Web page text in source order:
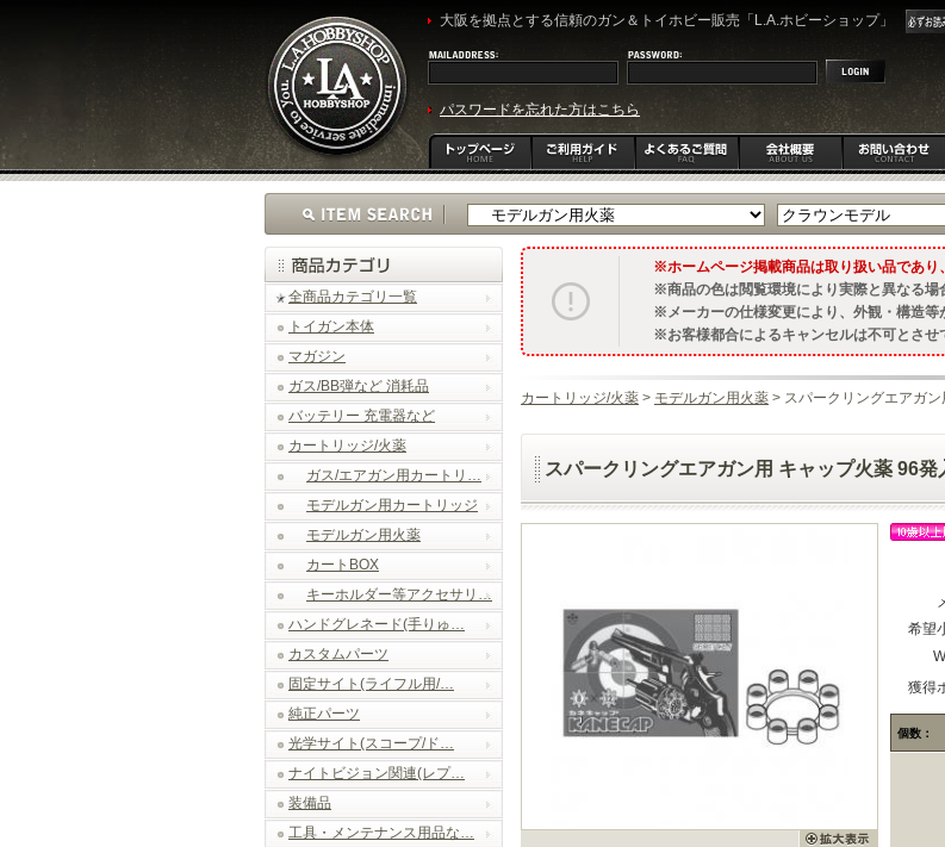
大阪を拠点とする信頼のガン＆トイホビー販売「L.A.ホビーショップ」
パスワードを忘れた方はこちら
全商品カテゴリ一覧
トイガン本体
マガジン
ガス/BB弾など 消耗品
バッテリー 充電器など
カートリッジ/火薬
ガス/エアガン用カートリ…
モデルガン用カートリッジ
モデルガン用火薬
カートBOX
キーホルダー等アクセサリ…
ハンドグレネード(手りゅ…
カスタムパーツ
固定サイト(ライフル用/…
純正パーツ
光学サイト(スコープ/ド…
ナイトビジョン関連(レプ…
装備品
工具・メンテナンス用品な…
ホームページ掲載商品は取り扱い品であり
商品の色は閲覧環境により実際と異なる場
メーカーの仕様変更により、外観・構造等
お客様都合によるキャンセルは不可とさせ
カートリッジ/火薬 > モデルガン用火薬 > スパークリングエアガ
スパークリングエアガン用 キャップ火薬 96発
希望
獲得
個数：